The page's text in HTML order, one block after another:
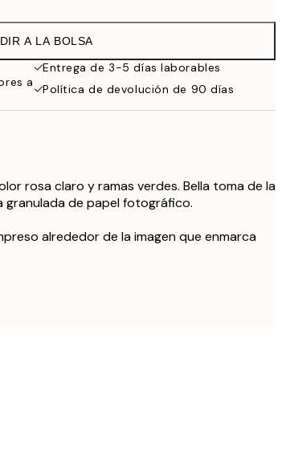
19,95 €
32,45 €
A LA BOLSA
Entrega de 3-5 días laborables
a
Política de devolución de 90 días
rosa claro y ramas verdes. Bella toma de la
de papel fotográfico.
alrededor de la imagen que enmarca